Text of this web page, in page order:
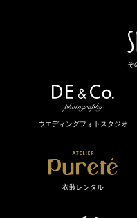
そ
ウエディングフォトスタジオ
衣装レンタル